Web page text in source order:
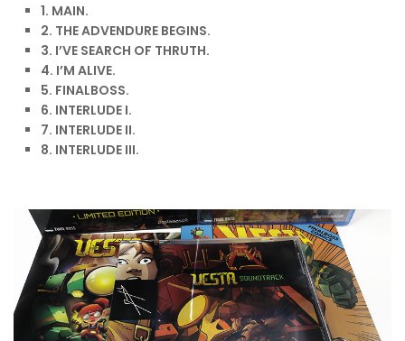
1. MAIN.
2. THE ADVENDURE BEGINS.
3. I’VE SEARCH OF THRUTH.
4. I’M ALIVE.
5. FINALBOSS.
6. INTERLUDE I.
7. INTERLUDE II.
8. INTERLUDE III.